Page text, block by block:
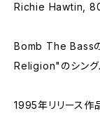
Richie Hawtin,
Bomb The Bass
Religion"のシング
1995年リリース作